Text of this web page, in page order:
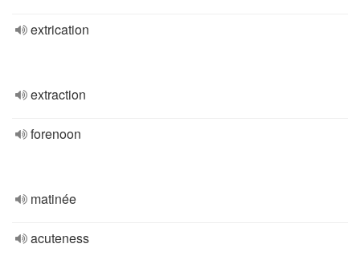
extrication
extraction
forenoon
matinée
acuteness